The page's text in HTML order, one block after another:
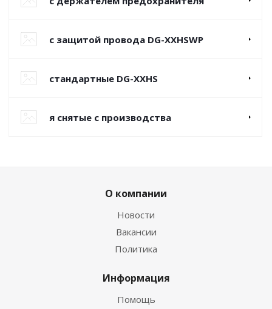
с защитой провода DG-XXHSWP
стандартные DG-XXHS
я снятые с производства
О компании
Новости
Вакансии
Политика
Информация
Помощь